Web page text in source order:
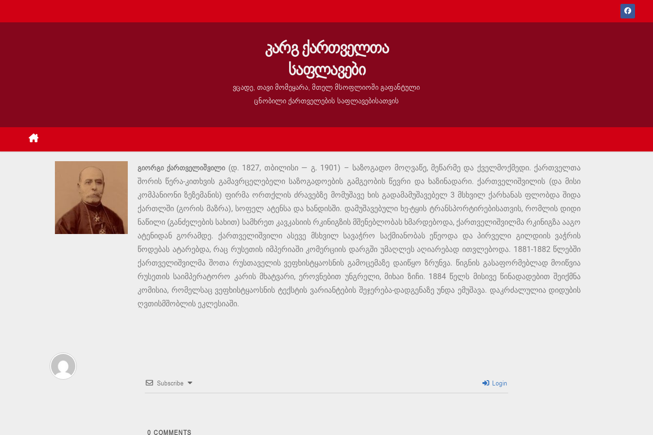
კარგ ქართველთა
საფლავები
ვცადე, თავი მომეყარა, მთელ მსოფლიოში გაფანტული
ცნობილი ქართველების საფლავებისათვის
გიორგი ქართველიშვილი(დ. 1827, თბილისი — გ. 1901) – საზოგადო მოღვაწე, მეწარმე და ქველმოქმედი. ქართველთა
შორის წერა-კითხვის გამავრცელებელი საზოგადოების გამგეობის წევრი და ხაზინადარი. ქართველიშვილის (და მისი
კომპანიონი ზეზემანის) ფირმა ორთქლის ძრავებზე მომუშავე ხის გადამამუშავებელ 3 მსხვილ ქარხანას ფლობდა შიდა
ქართლში (გორის მაზრა), სოფელ ატენსა და ხანდისში. დამუშავებული ხე-ტყის ტრანსპორტირებისათვის, რომლის დიდი
ნაწილი (განძელების სახით) სამხრეთ კავკასიის რკინიგზის მშენებლობას ხმარდებოდა, ქართველიშვილმა რკინიგზა ააგო
ატენიდან გორამდე. ქართველიშვილი ასევე მსხვილ სავაჭრო საქმიანობას ეწეოდა და პირველი გილდიის ვაჭრის
წოდებას ატარებდა, რაც რუსეთის იმპერიაში კომერციის დარგში უმაღლეს აღიარებად ითვლებოდა. 1881-1882 წლებში
ქართველიშვილმა შოთა რუსთაველის ვეფხისტყაოსნის გამოცემაზე დაიწყო ზრუნვა. წიგნის გასაფორმებლად მოიწვია
რუსეთის საიმპერატორო კარის მხატვარი, ეროვნებით უნგრელი, მიხაი ზიჩი. 1884 წელს მისივე წინადადებით შეიქმნა
კომისია, რომელსაც ვეფხისტყაოსნის ტექსტის ვარიანტების შეჯერება-დადგენაზე უნდა ემუშავა. დაკრძალულია დიდუბის
ღვთისმშობლის ეკლესიაში.
Subscribe Login
0 COMMENTS